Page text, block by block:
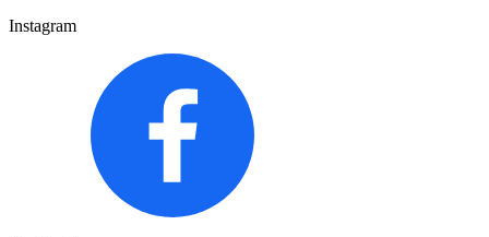
Instagram